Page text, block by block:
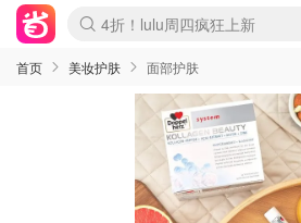
Boticinal 夏促开抢！
4折！lulu周四疯狂上新
还没结束！&OtherStories大促
Joybuy变相75折 随时失效
速领！Stanley独家85折
疑似霸哥！Camper额外叠85折
Zalando 奥莱闪促！每日更新
Moncler反季囤！5折起+叠9折
Coach Brooklyn仅€192
首页 美妆护肤 面部护肤